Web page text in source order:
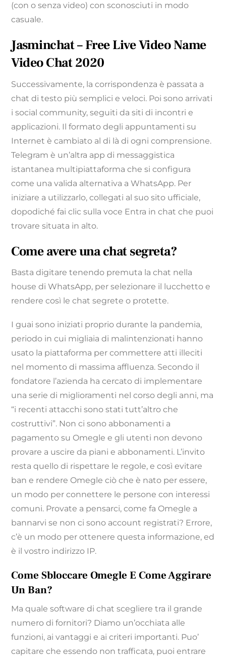
(con o senza video) con sconosciuti in modo
casuale.
Jasminchat – Free Live Video Name
Video Chat 2020
Successivamente, la corrispondenza è passata a
chat di testo più semplici e veloci. Poi sono arrivati ​​
i social community, seguiti da siti di incontri e
applicazioni. Il formato degli appuntamenti su
Internet è cambiato al di là di ogni comprensione.
Telegram è un’altra app di messaggistica
istantanea multipiattaforma che si configura
come una valida alternativa a WhatsApp. Per
iniziare a utilizzarlo, collegati al suo sito ufficiale,
dopodiché fai clic sulla voce Entra in chat che puoi
trovare situata in alto.
Come avere una chat segreta?
Basta digitare tenendo premuta la chat nella
house di WhatsApp, per selezionare il lucchetto e
rendere così le chat segrete o protette.
I guai sono iniziati proprio durante la pandemia,
periodo in cui migliaia di malintenzionati hanno
usato la piattaforma per commettere atti illeciti
nel momento di massima affluenza. Secondo il
fondatore l’azienda ha cercato di implementare
una serie di miglioramenti nel corso degli anni, ma
“i recenti attacchi sono stati tutt’altro che
costruttivi”. Non ci sono abbonamenti a
pagamento su Omegle e gli utenti non devono
provare a uscire da piani e abbonamenti. L’invito
resta quello di rispettare le regole, e così evitare
ban e rendere Omegle ciò che è nato per essere,
un modo per connettere le persone con interessi
comuni. Provate a pensarci, come fa Omegle a
bannarvi se non ci sono account registrati? Errore,
c’è un modo per ottenere questa informazione, ed
è il vostro indirizzo IP.
Come Sbloccare Omegle E Come Aggirare
Un Ban?
Ma quale software di chat scegliere tra il grande
numero di fornitori? Diamo un’occhiata alle
funzioni, ai vantaggi e ai criteri importanti. Puo’
capitare che essendo non trafficata, puoi entrare